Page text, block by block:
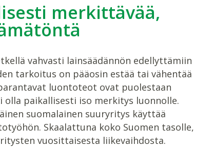
merkittävää,
vahvasti lainsäädännön edellyttämiin
tarkoitus on pääosin estää tai vähentää
luontoteot ovat puolestaan
paikallisesti iso merkitys luonnolle.
suomalainen suuryritys käyttää
Skaalattuna koko Suomen tasolle,
vuosittaisesta liikevaihdosta.